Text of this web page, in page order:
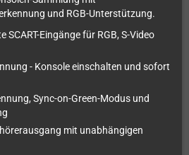
und RGB-Unterstützung.
SCART-Eingänge für RGB, S-Video
- Konsole einschalten und sofort
Sync-on-Green-Modus und
mit unabhängigen